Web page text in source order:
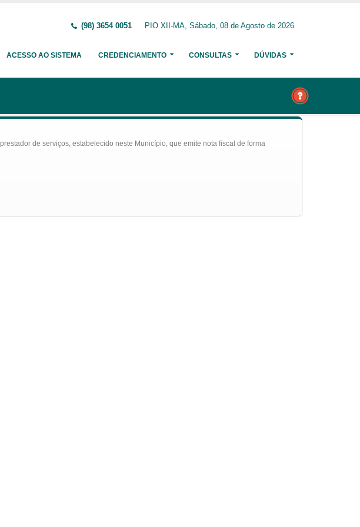
(98) 3654 0051 PIO XII-MA, Sábado, 08 de Agosto de 2026
ACESSO AO SISTEMA CREDENCIAMENTO CONSULTAS DÚVIDAS
de serviços, estabelecido neste Município, que emite nota fiscal de forma